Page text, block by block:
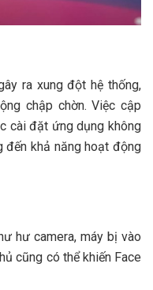
ra xung đột hệ thống,
chập chờn. Việc cập
cài đặt ứng dụng không
đến khả năng hoạt động
hư camera, máy bị vào
cũng có thể khiến Face